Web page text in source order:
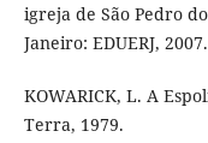
igreja de São Pedro
Janeiro: EDUERJ, 2007.
KOWARICK, L. A
Terra, 1979.